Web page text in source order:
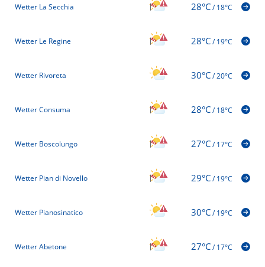
Wetter La Secchia 28°C/18°C
Wetter Le Regine 28°C/19°C
Wetter Rivoreta 30°C/20°C
Wetter Consuma 28°C/18°C
Wetter Boscolungo 27°C/17°C
Wetter Pian di Novello 29°C/19°C
Wetter Pianosinatico 30°C/19°C
Wetter Abetone 27°C/17°C